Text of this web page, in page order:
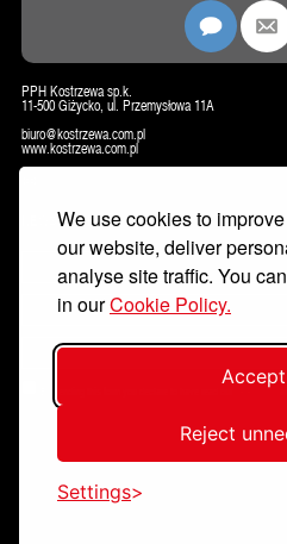
We use cookies to
our website, deliver
analyse site traffic. You
in ourCookie Policy.
Reject
Settings
PPH Kostrzewa sp.k.
11-500 Giżycko, ul. Przemysłowa 11A
biuro@kostrzewa.com.pl
www.kostrzewa.com.pl
NEWSLETTER
data policy